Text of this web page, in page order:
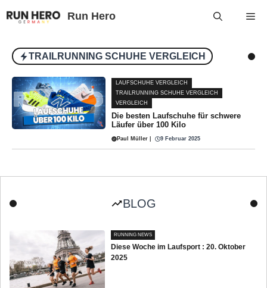
Run Hero
TRAILRUNNING SCHUHE VERGLEICH
LAUFSCHUHE VERGLEICH
TRAILRUNNING SCHUHE VERGLEICH
VERGLEICH
Die besten Laufschuhe für schwere
Läufer über 100 Kilo
Paul Müller 9 Februar 2025
BLOG
RUNNING NEWS
Diese Woche im Laufsport : 20. Oktober
2025